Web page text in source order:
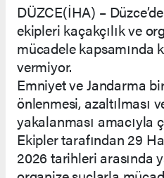
DÜZCE(İHA) –
ekipleri kaçakçılık ve
mücadele kapsamında
vermiyor.
Emniyet ve Jandarma
önlenmesi, azaltılması
yakalanması amacıyla
Ekipler tarafından 29
2026 tarihleri arasında